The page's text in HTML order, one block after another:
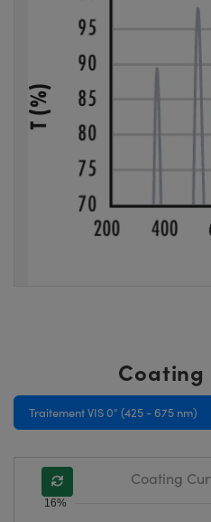
Coating
Traitement VIS 0° (425 - 675 nm)
16%
Coating